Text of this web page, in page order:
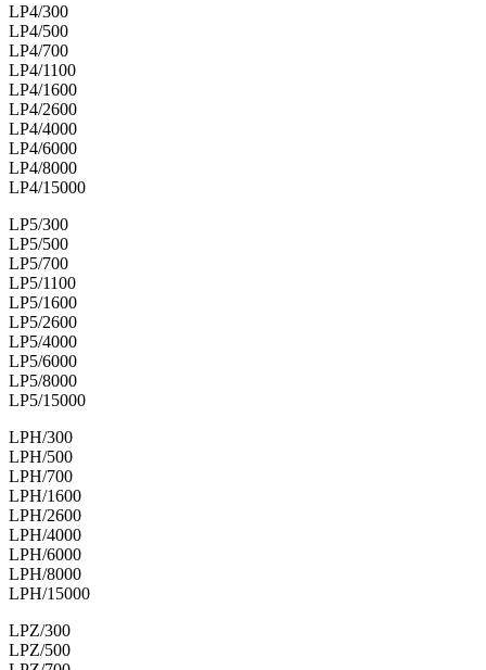
LP4/300
LP4/500
LP4/700
LP4/1100
LP4/1600
LP4/2600
LP4/4000
LP4/6000
LP4/8000
LP4/15000
LP5/300
LP5/500
LP5/700
LP5/1100
LP5/1600
LP5/2600
LP5/4000
LP5/6000
LP5/8000
LP5/15000
LPH/300
LPH/500
LPH/700
LPH/1600
LPH/2600
LPH/4000
LPH/6000
LPH/8000
LPH/15000
LPZ/300
LPZ/500